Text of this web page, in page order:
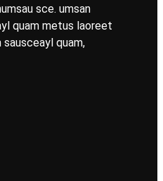
sce. umsan
quam metus laoreet
quam,